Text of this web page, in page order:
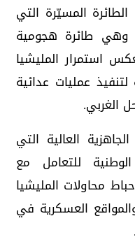
المسيّرة التي
وهي طائرة هجومية
استمرار المليشيا
عمليات عدائية
الغربي.
العالية التي
للتعامل مع
محاولات المليشيا
العسكرية في